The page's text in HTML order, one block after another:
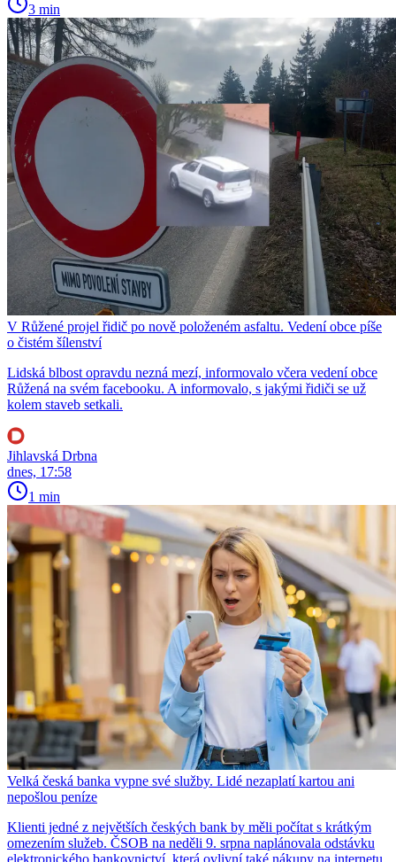
3 min
V Růžené projel řidič po nově položeném asfaltu. Vedení obce píše
o čistém šílenství
Lidská blbost opravdu nezná mezí, informovalo včera vedení obce
Růžená na svém facebooku. A informovalo, s jakými řidiči se už
kolem staveb setkali.
Jihlavská Drbna
dnes, 17:58
1 min
Velká česká banka vypne své služby. Lidé nezaplatí kartou ani
nepošlou peníze
Klienti jedné z největších českých bank by měli počítat s krátkým
omezením služeb. ČSOB na neděli 9. srpna naplánovala odstávku
elektronického bankovnictví, která ovlivní také nákupy na internetu.